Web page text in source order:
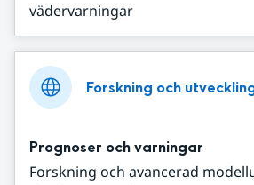
vädervarningar
Forskning och
Prognoser och varningar
Forskning och avancerad